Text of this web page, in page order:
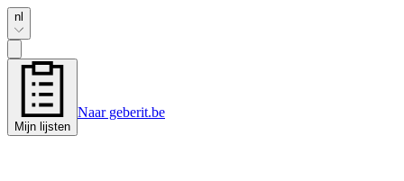
nl
Mijn lijsten
Naar geberit.be